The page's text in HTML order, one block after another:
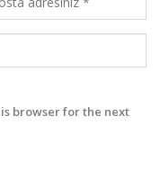
browser for the next